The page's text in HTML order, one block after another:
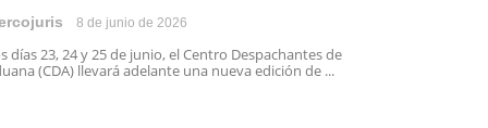
8 de junio de 2026
días 23, 24 y 25 de junio, el Centro Despachantes de
(CDA) llevará adelante una nueva edición de ...